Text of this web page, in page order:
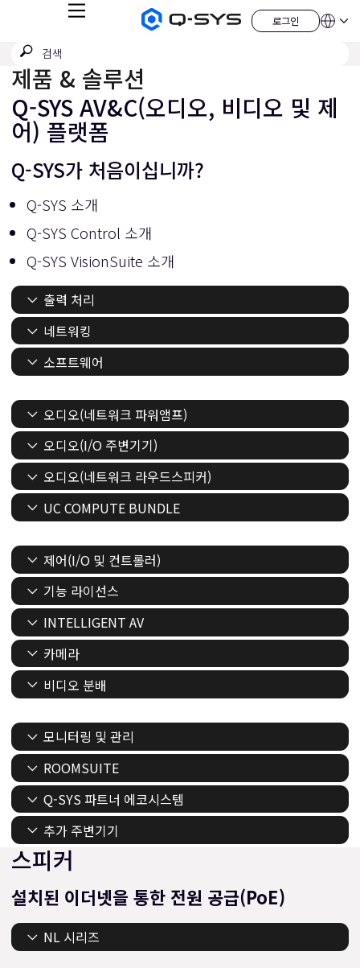
Q-
제
품
홈
메
로그인
로
그
언
QSYS.com (English)
India (English)
Deutsch
Español
Français
日本語
China (中文)
검
색
제
출
제품 & 솔루션
Q-SYS AV&C(오디오, 비디오 및 제
어) 플랫폼
Q-SYS가 처음이십니까?
Q-SYS 소개
Q-SYS Control 소개
Q-SYS VisionSuite 소개
출력 처리
네트워킹
소프트웨어
오디오(네트워크 파워앰프)
오디오(I/O 주변기기)
오디오(네트워크 라우드스피커)
UC COMPUTE BUNDLE
제어(I/O 및 컨트롤러)
기능 라이선스
INTELLIGENT AV
카메라
비디오 분배
모니터링 및 관리
ROOMSUITE
Q-SYS 파트너 에코시스템
추가 주변기기
스피커
설치된 이더넷을 통한 전원 공급(PoE)
NL 시리즈